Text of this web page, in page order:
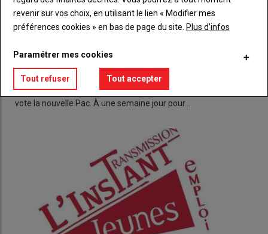
L’agriculture européenne à l’heure des choix
22 octobre 2020
C’est ce vendredi 23 octobre 2020 que le Parlement européen
vote la nouvelle Pac. À une semaine jour pour…
revenir sur vos choix, en utilisant le lien « Modifier mes
préférences cookies » en bas de page du site. Plus d'infos
Paramétrer mes cookies
Tout refuser Tout accepter